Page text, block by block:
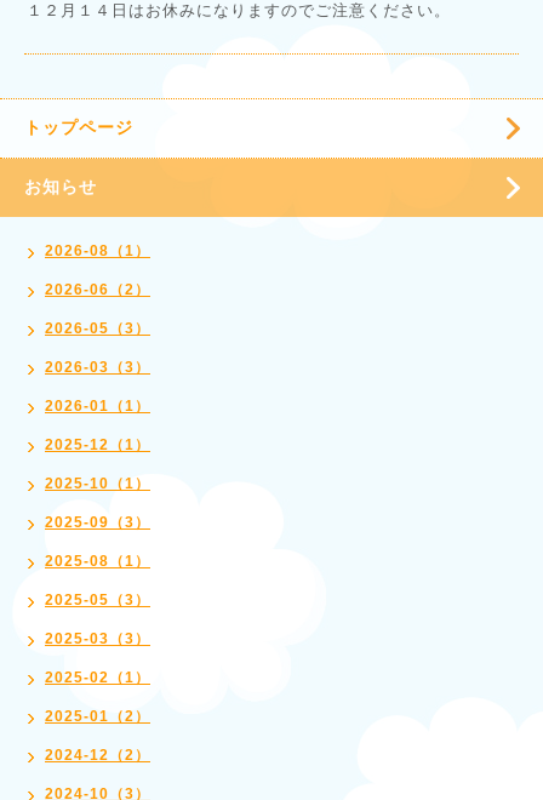
１２月１４日はお休みになりますのでご注意ください。
トップページ
お知らせ
2026-08（1）
2026-06（2）
2026-05（3）
2026-03（3）
2026-01（1）
2025-12（1）
2025-10（1）
2025-09（3）
2025-08（1）
2025-05（3）
2025-03（3）
2025-02（1）
2025-01（2）
2024-12（2）
2024-10（3）